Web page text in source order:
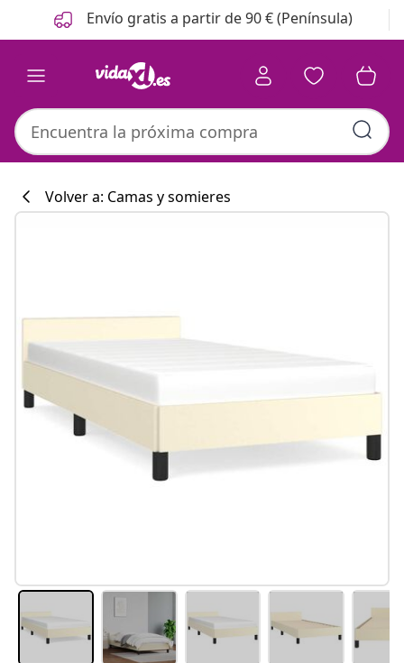
Anterior
Siguiente Envío gratis a partir de 90 € (Península)
Volver a: Camas y somieres